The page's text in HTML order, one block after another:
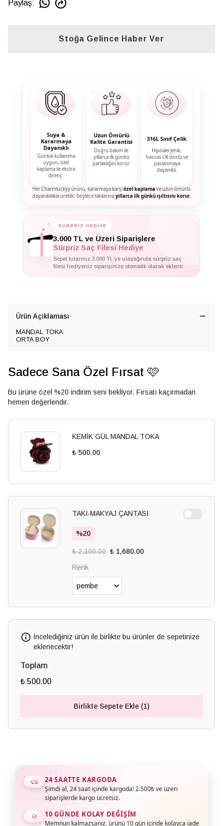
Paylaş:
Stoğa Gelince Haber Ver
Suya &
Kararmaya
Dayanıklı
Günlük kullanıma
uygun, özel
kaplama ile ekstra
direnç.
Uzun Ömürlü
Kalite Garantisi
Doğru bakım ile
yıllarca ilk günkü
parlaklığını korur.
316L Sınıf Çelik
Hipoalerjenik,
hassas cilt dostu ve
paslanmaya
dayanıklı.
Her Charmluckyy ürünü, kararmaya karşıözel kaplama ve uzun ömürlü
dayanıklılıkla üretilir; böylece takılarınızyıllarca ilk günkü ışıltısını korur.
✦ SÜRPRİZ HEDİYE
3.000 TL ve Üzeri Siparişlere
Sürpriz Saç Filesi Hediye
Sepet tutarınız 3.000 TL'ye ulaştığında sürpriz saç
filesi hediyeniz siparişinize otomatik olarak eklenir.
Ürün Açıklaması
MANDAL TOKA
ORTA BOY
Sadece Sana Özel Fırsat 🩷
Bu ürüne özel %20 indirim seni bekliyor. Fırsatı kaçırmadan
hemen değerlendir.
KEMİK GÜL MANDAL TOKA
₺ 500.00
TAKI-MAKYAJ ÇANTASI
%20
₺ 2,100.00 ₺ 1,680.00
Renk
İncelediğiniz ürün ile birlikte bu ürünler de sepetinize
eklenecektir!
Toplam
₺ 500.00
Birlikte Sepete Ekle (1)
24 SAATTE KARGODA
Şimdi al, 24 saat içinde kargoda! 2.500₺ ve üzeri
siparişlerde kargo ücretsiz.
10 GÜNDE KOLAY DEĞIŞIM
Memnun kalmazsanız, ürünü 10 gün içinde kolayca iade